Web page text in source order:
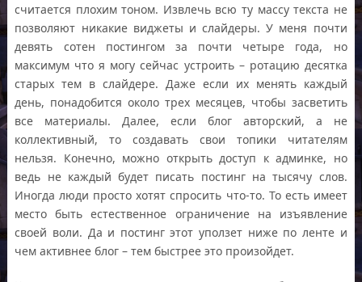
считается плохим тоном. Извлечь всю ту массу текста не
позволяют никакие виджеты и слайдеры. У меня почти
девять сотен постингом за почти четыре года, но
максимум что я могу сейчас устроить – ротацию десятка
старых тем в слайдере. Даже если их менять каждый
день, понадобится около трех месяцев, чтобы засветить
все материалы. Далее, если блог авторский, а не
коллективный, то создавать свои топики читателям
нельзя. Конечно, можно открыть доступ к админке, но
ведь не каждый будет писать постинг на тысячу слов.
Иногда люди просто хотят спросить что-то. То есть имеет
место быть естественное ограничение на изъявление
своей воли. Да и постинг этот уползет ниже по ленте и
чем активнее блог – тем быстрее это произойдет.